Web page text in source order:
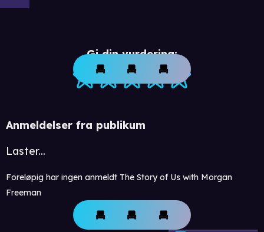
Gi din vurdering:
Anmeldelser fra publikum
Laster...
Foreløpig har ingen anmeldt The Story of Us with Morgan
Freeman